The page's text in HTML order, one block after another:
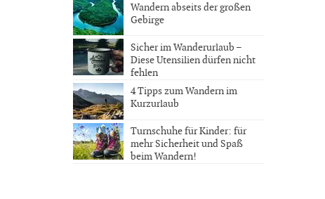
Wandern abseits der großen
Gebirge
Sicher im Wanderurlaub –
Diese Utensilien dürfen nicht
fehlen
4 Tipps zum Wandern im
Kurzurlaub
Turnschuhe für Kinder: für
mehr Sicherheit und Spaß
beim Wandern!